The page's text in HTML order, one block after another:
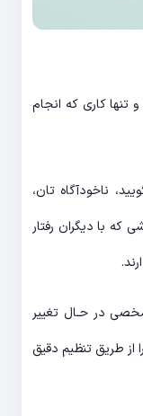
و تنها کاری که انجام
ناخودآگاه تان،
که با دیگران رفتار
در حـال تغییر
طریق تنظیم دقیق